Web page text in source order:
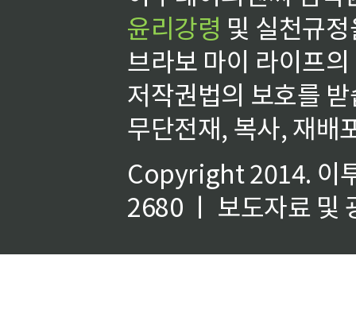
윤리강령 및 실천규
브라보 마이 라이프
저작권법의 보호를
무단전재, 복사, 재배
Copyright 2014. 이
2680 ㅣ 보도자료